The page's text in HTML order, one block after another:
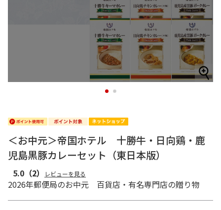
1 2
＜お中元＞帝国ホテル 十勝牛・日向鶏・鹿
児島黒豚カレーセット（東日本版）
5.0 （2） レビューを見る
2026年郵便局のお中元 百貨店・有名専門店の贈り物